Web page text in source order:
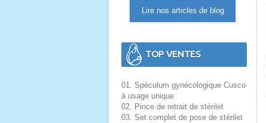
Lire nos articles de blog
TOP VENTES
01. Spéculum gynécologique Cusco
à usage unique
02. Pince de retrait de stérilet
03. Set complet de pose de stérilet